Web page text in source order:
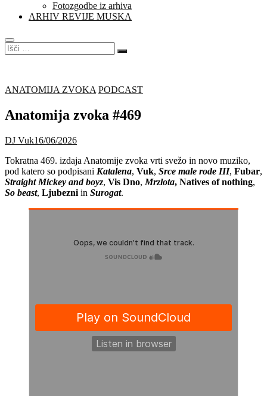
Fotozgodbe iz arhiva
ARHIV REVIJE MUSKA
Išči
…
ANATOMIJA ZVOKA PODCAST
Anatomija zvoka #469
DJ Vuk16/06/2026
Tokratna 469. izdaja Anatomije zvoka vrti svežo in novo muziko,
pod katero so podpisani Katalena, Vuk, Srce male rode III, Fubar,
Straight Mickey and boyz, Vis Dno, Mrzlota, Natives of nothing,
So beast, Ljubezni in Surogat.